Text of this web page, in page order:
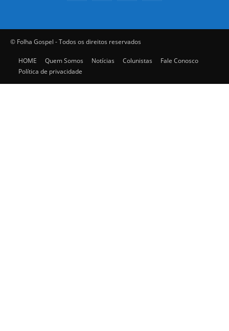
© Folha Gospel - Todos os direitos reservados
HOME Quem Somos Notícias Colunistas
Fale Conosco
Política de privacidade